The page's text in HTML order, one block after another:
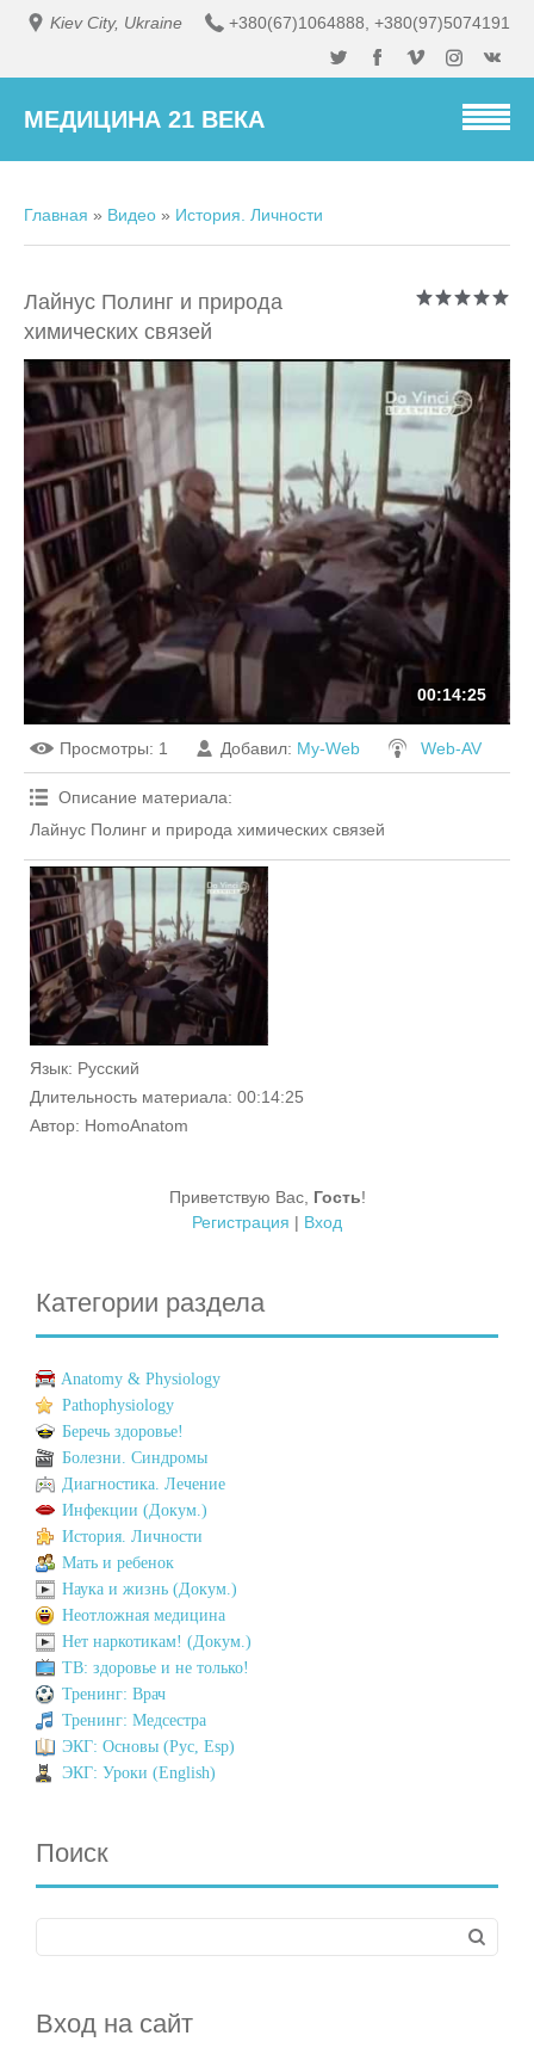
Kiev City, Ukraine +380(67)1064888, +380(97)5074191
МЕДИЦИНА 21 ВЕКА
Главная » Видео » История. Личности
Лайнус Полинг и природа
химических связей
00:14:25
Просмотры: 1 Добавил: My-Web Web-AV
Описание материала:
Лайнус Полинг и природа химических связей
Язык: Русский
Длительность материала: 00:14:25
Автор: HomoAnatom
Приветствую Вас, Гость!
Регистрация | Вход
Категории раздела
Anatomy & Physiology
Pathophysiology
Беречь здоровье!
Болезни. Синдромы
Диагностика. Лечение
Инфекции (Докум.)
История. Личности
Мать и ребенок
Наука и жизнь (Докум.)
Неотложная медицина
Нет наркотикам! (Докум.)
ТВ: здоровье и не только!
Тренинг: Врач
Тренинг: Медсестра
ЭКГ: Основы (Рус, Esp)
ЭКГ: Уроки (English)
Поиск
Вход на сайт